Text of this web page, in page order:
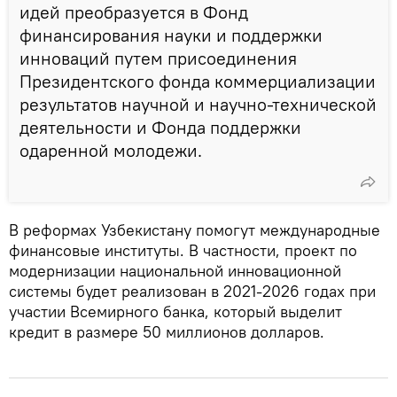
идей преобразуется в Фонд
финансирования науки и поддержки
инноваций путем присоединения
Президентского фонда коммерциализации
результатов научной и научно-технической
деятельности и Фонда поддержки
одаренной молодежи.
В реформах Узбекистану помогут международные
финансовые институты. В частности, проект по
модернизации национальной инновационной
системы будет реализован в 2021-2026 годах при
участии Всемирного банка, который выделит
кредит в размере 50 миллионов долларов.